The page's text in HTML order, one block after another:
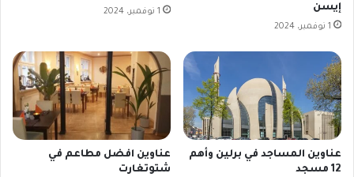
إيسن
1 نوفمبر، 2024
1 نوفمبر، 2024
عناوين المساجد في برلين وأهم
12 مسجد
عناوين افضل مطاعم في
شتوتغارت